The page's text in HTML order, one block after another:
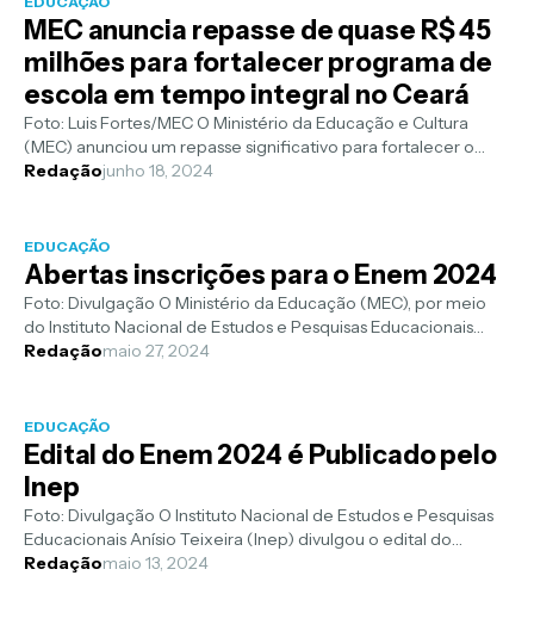
MEC anuncia repasse de quase R$ 45
milhões para fortalecer programa de
escola em tempo integral no Ceará
Foto: Luis Fortes/MEC O Ministério da Educação e Cultura
(MEC) anunciou um repasse significativo para fortalecer o
Programa Escola em Temp...
Redaçãojunho 18, 2024
EDUCAÇÃO
Abertas inscrições para o Enem 2024
Foto: Divulgação O Ministério da Educação (MEC), por meio
do Instituto Nacional de Estudos e Pesquisas Educacionais
Anísio Teixeira (Inep)...
Redaçãomaio 27, 2024
EDUCAÇÃO
Edital do Enem 2024 é Publicado pelo
Inep
Foto: Divulgação O Instituto Nacional de Estudos e Pesquisas
Educacionais Anísio Teixeira (Inep) divulgou o edital do
Exame Nacional do En...
Redaçãomaio 13, 2024